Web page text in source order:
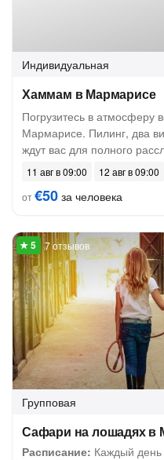
Индивидуальная
Хаммам в Мармарисе
Погрузитесь в атмосферу
Мармарисе. Пилинг, два
ждут вас для полного
11 авг в 09:00
12 авг в 09:00
от€50 за человека
7 отзывов
Групповая
Сафари на лошадях в
Расписание: Каждый день